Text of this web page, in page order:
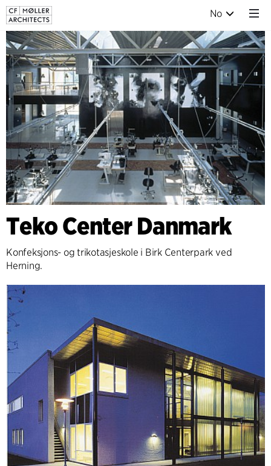
No
Teko Center Danmark
Konfeksjons- og trikotasjeskole i Birk Centerpark ved
Herning.